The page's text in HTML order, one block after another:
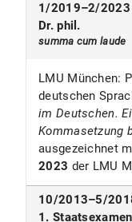
Dozent für
für verschiedene
03/2015––12/
Dozent für das
1/2019–2/2023
Dr. phil.
summa cum laude
LMU München:
deutschen
im Deutschen.
Kommasetzung
ausgezeichnet
2023 der LMU
10/2013–5/
1. Staatsexamen